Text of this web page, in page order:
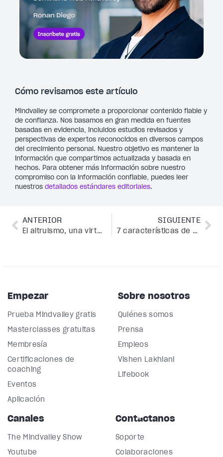
Cómo revisamos este artículo
Mindvalley se compromete a proporcionar contenido fiable y
de confianza. Nos basamos en gran medida en fuentes
basadas en evidencia, incluidos estudios revisados y
perspectivas de expertos reconocidos en diversos campos
del crecimiento personal. Nuestro objetivo es mantener la
información que compartimos actualizada y basada en
hechos. Para obtener más información sobre nuestro
compromiso con la información confiable, puedes leer
nuestros detallados estándares editoriales.
ANTERIOR
El altruismo, una virtud superior que cambiará tu vida
SIGUIENTE
7 características de un emprendedor íntegro y de éxito
Empezar
Prueba Mindvalley gratis
Masterclasses gratuitas
Membresía
Certificaciones de
coaching
Eventos
Aplicación
Sobre nosotros
Quiénes somos
Prensa
Empleos
Vishen Lakhiani
Lifebook
Canales
The Mindvalley Show
Youtube
Contáctanos
Soporte
Colaboraciones